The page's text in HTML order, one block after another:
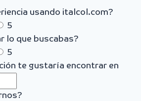
usando italcol.com?
5
lo que buscabas?
5
te gustaría encontrar en